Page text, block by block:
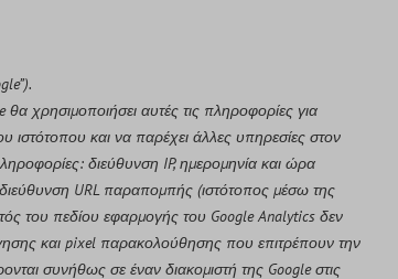
χρησιμοποιήσει αυτές τις πληροφορίες για
ιστότοπου και να παρέχει άλλες υπηρεσίες στον
διεύθυνση IP, ημερομηνία και ώρα
URL παραπομπής (ιστότοπος μέσω της
του πεδίου εφαρμογής του Google Analytics δεν
και pixel παρακολούθησης που επιτρέπουν την
συνήθως σε έναν διακομιστή της Google στις